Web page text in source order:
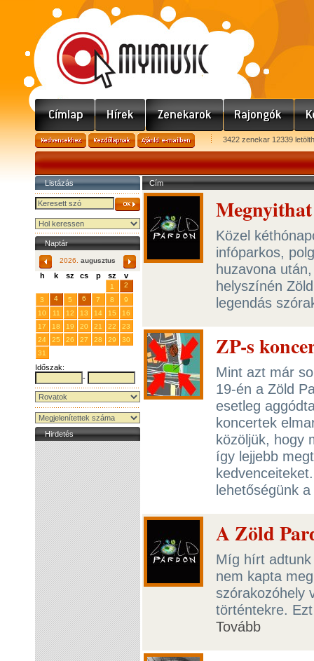
3422 zenekar 12339
Listázás
Naptár
2026. augusztus
h k sz cs p sz v
1
2
3
4 5 6 7 8
9
10
11 12 13 14 15
16
17
18 19 20 21 22
23
24
25 26 27 28 29
30
31
Időszak:
-
Hirdetés
Cím
Közel
infóparkos,
huzavona
helyszínén
legendás
ZP-s
Mint azt már
19-én a Zöld
esetleg
koncertek
közöljük, hogy
így lejjebb
lehetőségünk
A Zöld
Míg hírt
nem kapta
szórakozóhely
történtekre.
Tovább